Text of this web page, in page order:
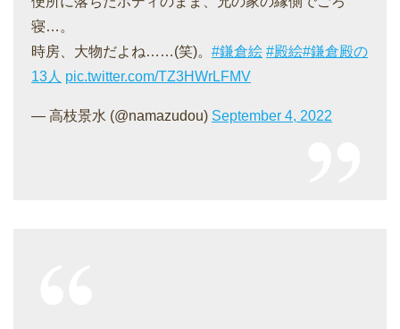
寝…。
時房、大物だよね……(笑)。 #鎌倉絵 #殿絵#鎌倉殿の
13人 pic.twitter.com/TZ3HWrLFMV
— 高枝景水 (@namazudou) September 4, 2022